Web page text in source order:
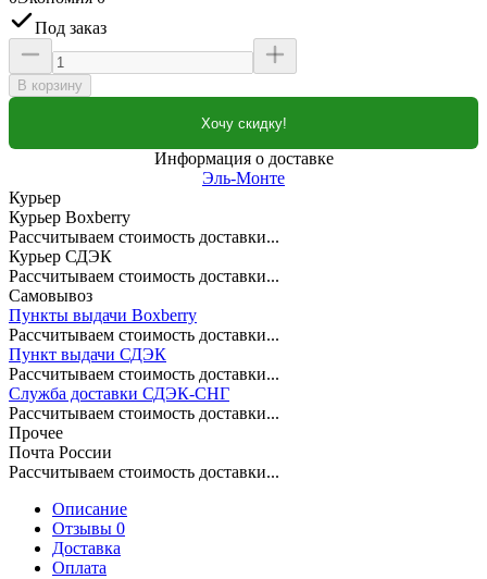
Под заказ
В корзину
Хочу скидку!
Информация о доставке
Эль-Монте
Курьер
Курьер Boxberry
Рассчитываем стоимость доставки...
Курьер СДЭК
Рассчитываем стоимость доставки...
Самовывоз
Пункты выдачи Boxberry
Рассчитываем стоимость доставки...
Пункт выдачи СДЭК
Рассчитываем стоимость доставки...
Служба доставки СДЭК-СНГ
Рассчитываем стоимость доставки...
Прочее
Почта России
Рассчитываем стоимость доставки...
Описание
Отзывы 0
Доставка
Оплата